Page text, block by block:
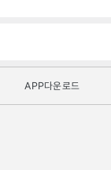
APP다운로드